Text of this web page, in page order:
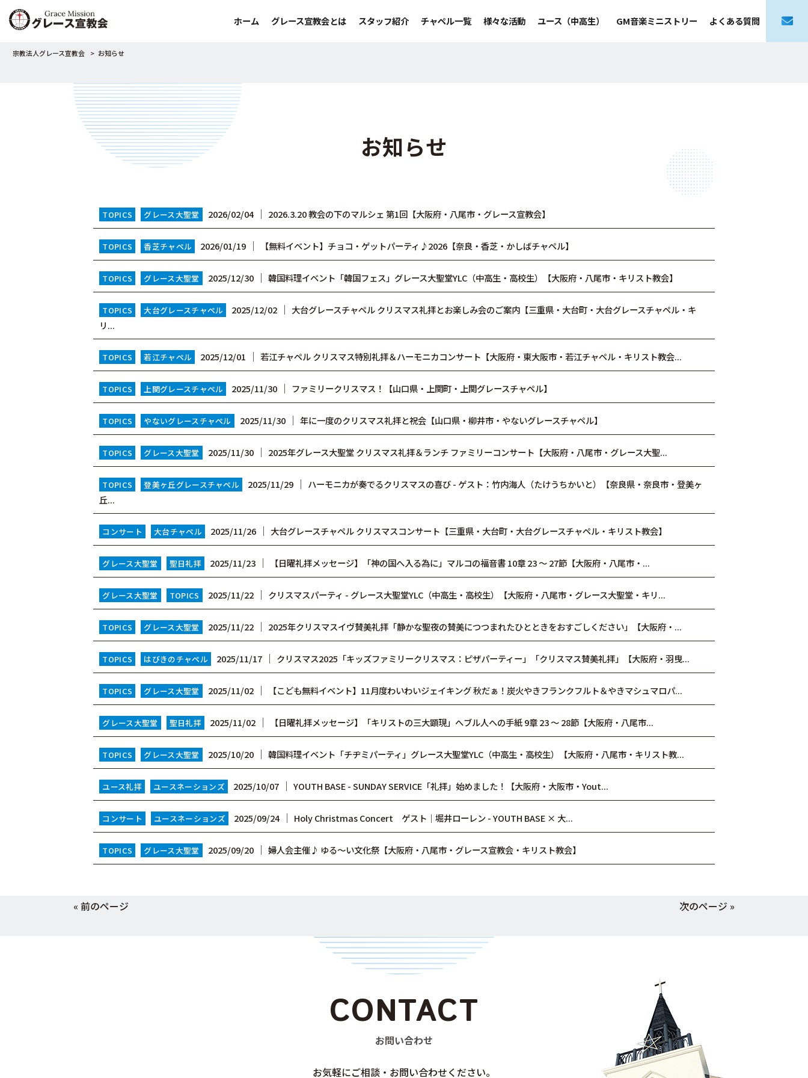
ホーム グレース宣教会とは スタッフ紹介 チャペル一覧 様々な活動 ユース（中高生） GM音楽ミニストリー よくある質問
宗教法人グレース宣教会 > お知らせ
お知らせ
TOPICS グレース大聖堂 2026/02/04│ 2026.3.20 教会の下のマルシェ 第1回【大阪府・八尾市・グレース宣教会】
TOPICS 香芝チャペル 2026/01/19 │ 【無料イベント】チョコ・ゲットパーティ♪2026【奈良・香芝・かしばチャペル】
TOPICS グレース大聖堂 2025/12/30│ 韓国料理イベント「韓国フェス」グレース大聖堂YLC（中高生・高校生）【大阪府・八尾市・キリスト教会】
TOPICS 大台グレースチャペル 2025/12/02 │ 大台グレースチャペル クリスマス礼拝とお楽しみ会のご案内【三重県・大台町・大台グレースチャペル・キ
リ...
TOPICS 若江チャペル 2025/12/01 │若江チャペル クリスマス特別礼拝＆ハーモニカコンサート【大阪府・東大阪市・若江チャペル・キリスト教会...
TOPICS 上関グレースチャペル 2025/11/30 │ ファミリークリスマス！【山口県・上関町・上関グレースチャペル】
TOPICS やないグレースチャペル 2025/11/30│ 年に一度のクリスマス礼拝と祝会【山口県・柳井市・やないグレースチャペル】
TOPICS グレース大聖堂 2025/11/30│ 2025年グレース大聖堂 クリスマス礼拝＆ランチ ファミリーコンサート【大阪府・八尾市・グレース大聖...
TOPICS 登美ヶ丘グレースチャペル 2025/11/29 │ ハーモニカが奏でるクリスマスの喜び - ゲスト：竹内海人（たけうちかいと）【奈良県・奈良市・登美ヶ
丘...
コンサート 大台チャペル 2025/11/26│ 大台グレースチャペル クリスマスコンサート【三重県・大台町・大台グレースチャペル・キリスト教会】
グレース大聖堂 聖日礼拝 2025/11/23│ 【日曜礼拝メッセージ】「神の国へ入る為に」マルコの福音書 10章 23 ～ 27節【大阪府・八尾市・...
グレース大聖堂 TOPICS 2025/11/22│ クリスマスパーティ - グレース大聖堂YLC（中高生・高校生）【大阪府・八尾市・グレース大聖堂・キリ...
TOPICS グレース大聖堂 2025/11/22│ 2025年クリスマスイヴ賛美礼拝「静かな聖夜の賛美につつまれたひとときをおすごしください」【大阪府・...
TOPICS はびきのチャペル 2025/11/17│ クリスマス2025「キッズファミリークリスマス：ピザパーティー」「クリスマス賛美礼拝」【大阪府・羽曳...
TOPICS グレース大聖堂 2025/11/02│ 【こども無料イベント】11月度わいわいジェイキング 秋だぁ！炭火やきフランクフルト＆やきマシュマロパ...
グレース大聖堂 聖日礼拝 2025/11/02│ 【日曜礼拝メッセージ】「キリストの三大顕現」へブル人への手紙 9章 23 ～ 28節【大阪府・八尾市...
TOPICS グレース大聖堂 2025/10/20│ 韓国料理イベント「チヂミパーティ」グレース大聖堂YLC（中高生・高校生）【大阪府・八尾市・キリスト教...
ユース礼拝 ユースネーションズ 2025/10/07│ YOUTH BASE - SUNDAY SERVICE「礼拝」始めました！【大阪府・大阪市・Yout...
コンサート ユースネーションズ 2025/09/24│ Holy Christmas Concert ゲスト｜堀井ローレン - YOUTH BASE × 大...
TOPICS グレース大聖堂 2025/09/20│ 婦人会主催♪ ゆる～い文化祭【大阪府・八尾市・グレース宣教会・キリスト教会】
« 前のページ 次のページ »
CONTACT
お問い合わせ
お気軽にご相談・お問い合わせください。